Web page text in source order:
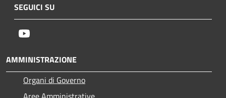
SEGUICI SU
AMMINISTRAZIONE
Organi di Governo